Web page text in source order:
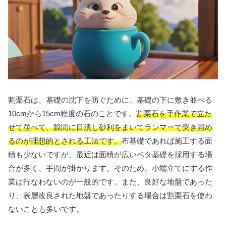
割栗石は、基礎の沈下を防ぐために、基礎の下に敷き並べる
10cmから15cm程度の石のことです。 割栗石を手作業で立た
せて並べて、隙間に目潰し砂利をまいてランマーで突き固め
るのが理想的とされる工法です。布基礎であれば施工する面
積も少ないですが、最近は面積が広いベタ基礎を採用する場
合が多く、手間が掛かります。そのため、小端立てにする作
業は行なわないのが一般的です。また、良好な地盤であった
り、表層改良された地盤であったりする場合は割栗石を使わ
ないことも多いです。